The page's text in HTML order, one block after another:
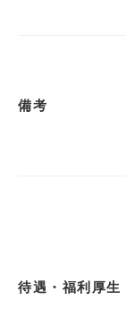
備考
待遇・福利厚生